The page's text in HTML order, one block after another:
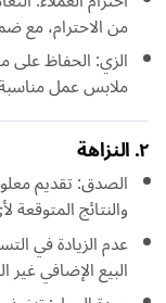
من الاحترام،
الزي: الحفاظ على
ملابس عمل
٢. النزاهة
الصدق: تقديم
والنتائج
عدم الزيادة في
البيع الإضافي